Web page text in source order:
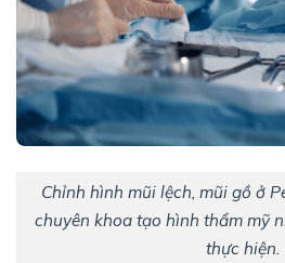
Chỉnh hình mũi lệch, mũi gồ ở
chuyên khoa tạo hình thẩm mỹ
thực hiện.